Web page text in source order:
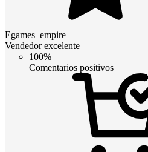
Egames_empire
Vendedor excelente
100%
Comentarios positivos